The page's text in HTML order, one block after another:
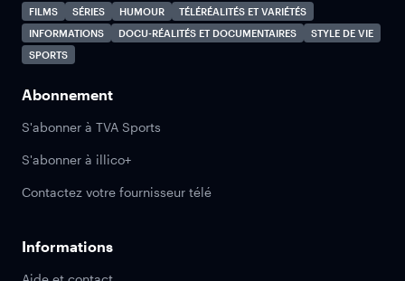
FILMS SÉRIES HUMOUR
TÉLÉRÉALITÉS ET VARIÉTÉS
INFORMATIONS
DOCU-RÉALITÉS ET DOCUMENTAIRES
STYLE DE VIE
SPORTS
Abonnement
S'abonner à TVA Sports
S'abonner à illico+
Contactez votre fournisseur télé
Informations